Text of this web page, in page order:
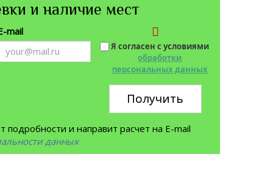
и наличие мест
mail
Я согласен с условиями
обработки
персональных данных
Получить
и направит расчет на E-mail
данных